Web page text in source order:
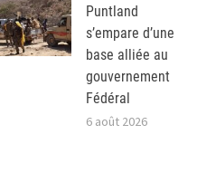
Puntland
s’empare d’une
base alliée au
gouvernement
Fédéral
6 août 2026